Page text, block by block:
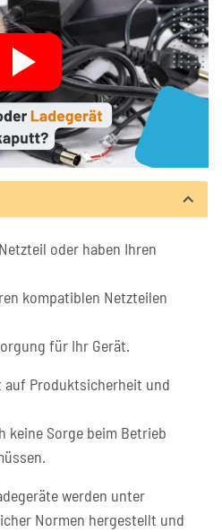
oder haben Ihren
kompatiblen Netzteilen
für Ihr Gerät.
auf Produktsicherheit und
keine Sorge beim Betrieb
werden unter
Normen hergestellt und